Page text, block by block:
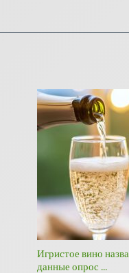
Игристое вино
данные опрос ...